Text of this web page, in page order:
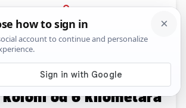
PRIJAVA
News Komentari
kod Karlovca, HAK:
koloni od 6 kilometara